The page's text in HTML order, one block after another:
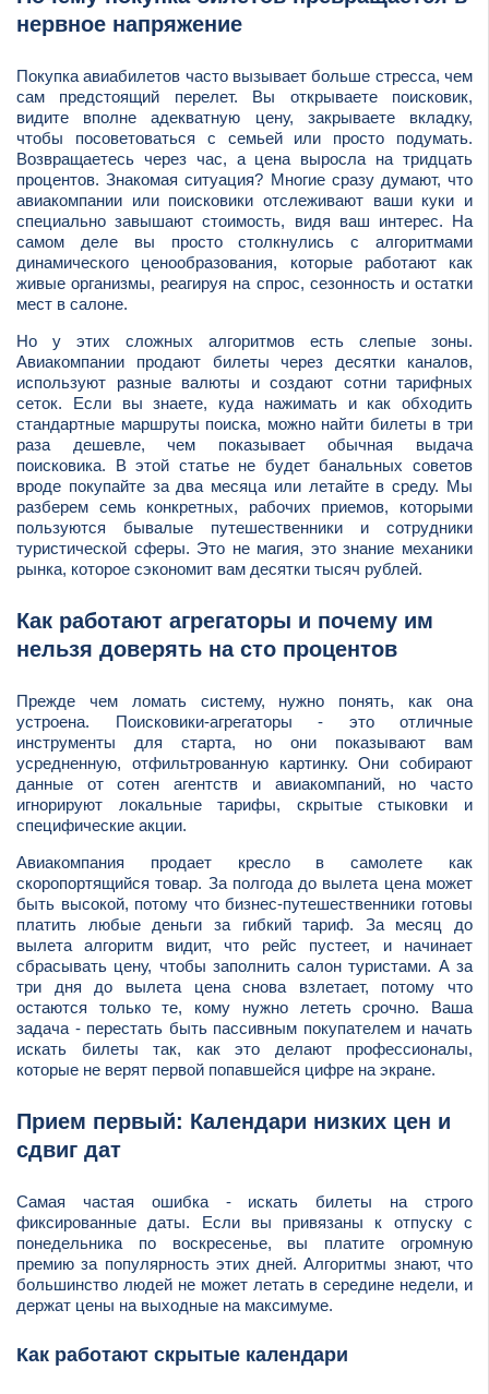
нервное напряжение
Покупка авиабилетов часто вызывает больше стресса, чем
сам предстоящий перелет. Вы открываете поисковик,
видите вполне адекватную цену, закрываете вкладку,
чтобы посоветоваться с семьей или просто подумать.
Возвращаетесь через час, а цена выросла на тридцать
процентов. Знакомая ситуация? Многие сразу думают, что
авиакомпании или поисковики отслеживают ваши куки и
специально завышают стоимость, видя ваш интерес. На
самом деле вы просто столкнулись с алгоритмами
динамического ценообразования, которые работают как
живые организмы, реагируя на спрос, сезонность и остатки
мест в салоне.
Но у этих сложных алгоритмов есть слепые зоны.
Авиакомпании продают билеты через десятки каналов,
используют разные валюты и создают сотни тарифных
сеток. Если вы знаете, куда нажимать и как обходить
стандартные маршруты поиска, можно найти билеты в три
раза дешевле, чем показывает обычная выдача
поисковика. В этой статье не будет банальных советов
вроде покупайте за два месяца или летайте в среду. Мы
разберем семь конкретных, рабочих приемов, которыми
пользуются бывалые путешественники и сотрудники
туристической сферы. Это не магия, это знание механики
рынка, которое сэкономит вам десятки тысяч рублей.
Как работают агрегаторы и почему им
нельзя доверять на сто процентов
Прежде чем ломать систему, нужно понять, как она
устроена. Поисковики-агрегаторы - это отличные
инструменты для старта, но они показывают вам
усредненную, отфильтрованную картинку. Они собирают
данные от сотен агентств и авиакомпаний, но часто
игнорируют локальные тарифы, скрытые стыковки и
специфические акции.
Авиакомпания продает кресло в самолете как
скоропортящийся товар. За полгода до вылета цена может
быть высокой, потому что бизнес-путешественники готовы
платить любые деньги за гибкий тариф. За месяц до
вылета алгоритм видит, что рейс пустеет, и начинает
сбрасывать цену, чтобы заполнить салон туристами. А за
три дня до вылета цена снова взлетает, потому что
остаются только те, кому нужно лететь срочно. Ваша
задача - перестать быть пассивным покупателем и начать
искать билеты так, как это делают профессионалы,
которые не верят первой попавшейся цифре на экране.
Прием первый: Календари низких цен и
сдвиг дат
Самая частая ошибка - искать билеты на строго
фиксированные даты. Если вы привязаны к отпуску с
понедельника по воскресенье, вы платите огромную
премию за популярность этих дней. Алгоритмы знают, что
большинство людей не может летать в середине недели, и
держат цены на выходные на максимуме.
Как работают скрытые календари